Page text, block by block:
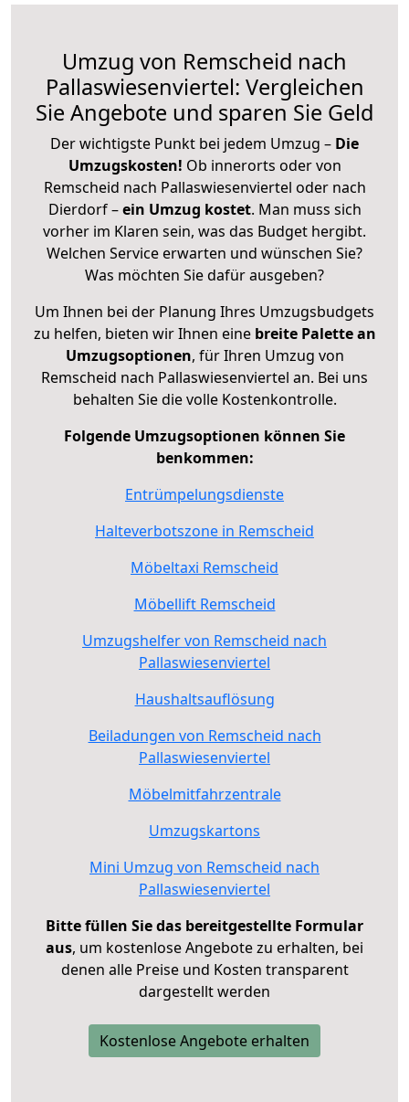
Umzug von Remscheid nach
Pallaswiesenviertel: Vergleichen
Sie Angebote und sparen Sie Geld
Der wichtigste Punkt bei jedem Umzug – Die
Umzugskosten! Ob innerorts oder von
Remscheid nach Pallaswiesenviertel oder nach
Dierdorf –ein Umzug kostet. Man muss sich
vorher im Klaren sein, was das Budget hergibt.
Welchen Service erwarten und wünschen Sie?
Was möchten Sie dafür ausgeben?
Um Ihnen bei der Planung Ihres Umzugsbudgets
zu helfen, bieten wir Ihnen eine breite Palette an
Umzugsoptionen, für Ihren Umzug von
Remscheid nach Pallaswiesenviertel an. Bei uns
behalten Sie die volle Kostenkontrolle.
Folgende Umzugsoptionen können Sie
benkommen:
Entrümpelungsdienste
Halteverbotszone in Remscheid
Möbeltaxi Remscheid
Möbellift Remscheid
Umzugshelfer von Remscheid nach
Pallaswiesenviertel
Haushaltsauflösung
Beiladungen von Remscheid nach
Pallaswiesenviertel
Möbelmitfahrzentrale
Umzugskartons
Mini Umzug von Remscheid nach
Pallaswiesenviertel
Bitte füllen Sie das bereitgestellte Formular
aus, um kostenlose Angebote zu erhalten, bei
denen alle Preise und Kosten transparent
dargestellt werden
Kostenlose Angebote erhalten